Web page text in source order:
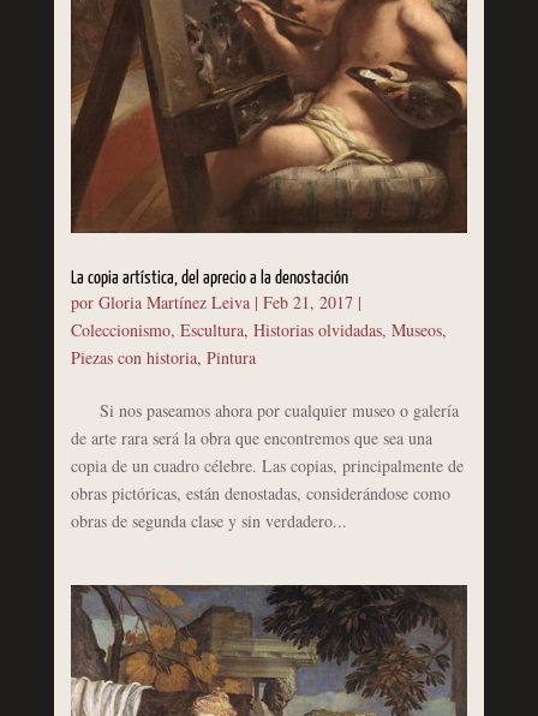
La copia artística, del aprecio a la denostación
por Gloria Martínez Leiva| Feb 21, 2017|
Coleccionismo, Escultura, Historias olvidadas, Museos,
Piezas con historia, Pintura
Si nos paseamos ahora por cualquier museo o galería
de arte rara será la obra que encontremos que sea una
copia de un cuadro célebre. Las copias, principalmente de
obras pictóricas, están denostadas, considerándose como
obras de segunda clase y sin verdadero...